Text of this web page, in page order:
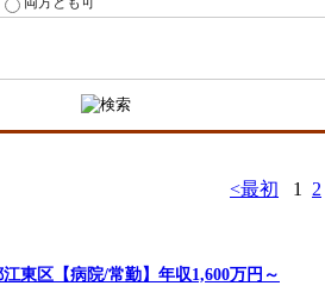
<最初
1 2
東区【病院/常勤】年収1,600万円～